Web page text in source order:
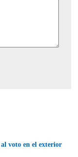
al voto en el exterior